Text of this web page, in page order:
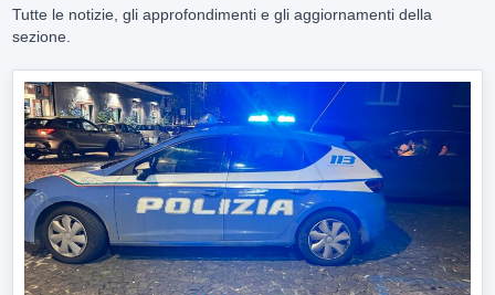
Tutte le notizie, gli approfondimenti e gli aggiornamenti della
sezione.